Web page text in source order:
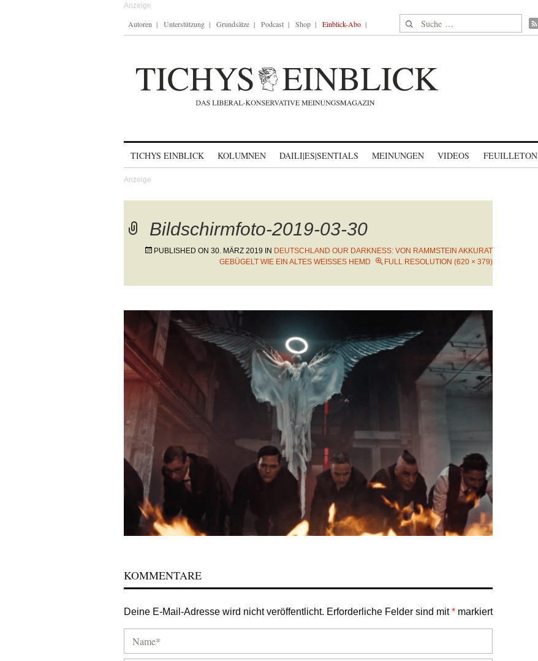
Autoren Unterstützung Grundsätze Podcast Shop Einblick-Abo Suche nach:
TICHYS EINBLICK KOLUMNEN DAILI|ES|SENTIALS MEINUNGEN VIDEOS FEUILLETON
Bildschirmfoto-2019-03-30
PUBLISHED ON 30. MÄRZ 2019 IN DEUTSCHLAND OUR DARKNESS: VON RAMMSTEIN AKKURAT
GEBÜGELT WIE EIN ALTES WEISSES HEMD
FULL RESOLUTION (620 × 379)
KOMMENTARE
Deine E-Mail-Adresse wird nicht veröffentlicht. Erforderliche Felder sind mit* markiert